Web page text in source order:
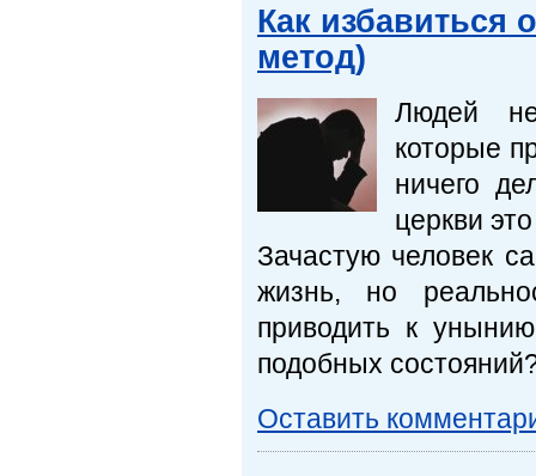
Как избавиться
метод)
Людей
которые
ничего
церкви
Зачастую человек
жизнь, но
приводить к
подобных
Оставить